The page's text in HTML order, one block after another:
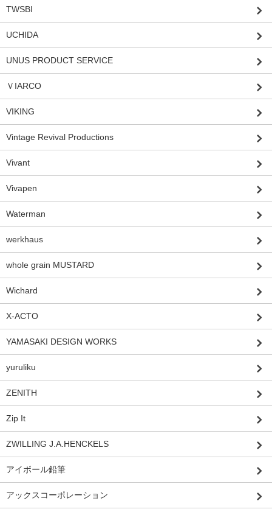
TWSBI
UCHIDA
UNUS PRODUCT SERVICE
ＶIARCO
VIKING
Vintage Revival Productions
Vivant
Vivapen
Waterman
werkhaus
whole grain MUSTARD
Wichard
X-ACTO
YAMASAKI DESIGN WORKS
yuruliku
ZENITH
Zip It
ZWILLING J.A.HENCKELS
アイボール鉛筆
アックスコーポレーション